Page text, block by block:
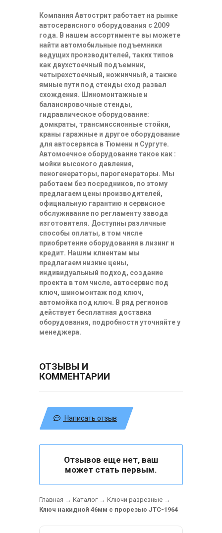
Компания Автострит работает на рынке
автосервисного оборудования с 2009
года. В нашем ассортименте вы можете
найти автомобильные подъемники
ведущих производителей, таких типов
как двухстоечный подъемник,
четырехстоечный, ножничный, а также
ямные пути под стенды сход развал
схождения. Шиномонтажные и
балансировочные стенды,
гидравлическое оборудование:
домкраты, трансмиссионные стойки,
краны гаражные и другое оборудование
для автосервиса в Тюмени и Сургуте.
Автомоечное оборудование такое как :
мойки высокого давления,
пеногенераторы, парогенераторы. Мы
работаем без посредников, по этому
предлагаем цены производителей,
официальную гарантию и сервисное
обслуживание по регламенту завода
изготовителя. Доступны различные
способы оплаты, в том числе
приобретение оборудования в лизинг и
кредит. Нашим клиентам мы
предлагаем низкие цены,
индивидуальный подход, создание
проекта в том числе, автосервис под
ключ, шиномонтаж под ключ,
автомойка под ключ. В ряд регионов
действует бесплатная доставка
оборудования, подробности уточняйте у
менеджера.
ОТЗЫВЫ И
КОММЕНТАРИИ
Написать отзыв
Отзывов еще нет, ваш
может стать первым.
Главная → Каталог→ Ключи разрезные →
Ключ накидной 46мм с прорезью JTC-1964